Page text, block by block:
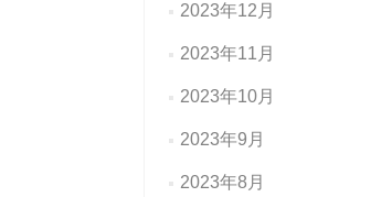
2023年12月
2023年11月
2023年10月
2023年9月
2023年8月